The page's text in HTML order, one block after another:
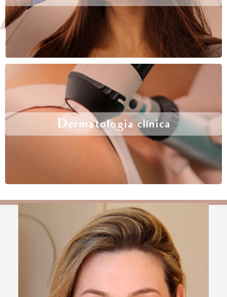
Dermatologia clínica